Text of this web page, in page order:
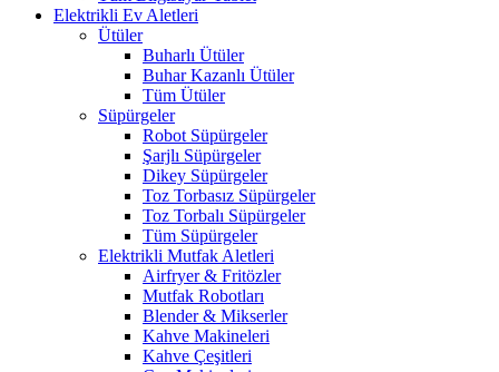
Elektrikli Ev Aletleri
Ütüler
Buharlı Ütüler
Buhar Kazanlı Ütüler
Tüm Ütüler
Süpürgeler
Robot Süpürgeler
Şarjlı Süpürgeler
Dikey Süpürgeler
Toz Torbasız Süpürgeler
Toz Torbalı Süpürgeler
Tüm Süpürgeler
Elektrikli Mutfak Aletleri
Airfryer & Fritözler
Mutfak Robotları
Blender & Mikserler
Kahve Makineleri
Kahve Çeşitleri